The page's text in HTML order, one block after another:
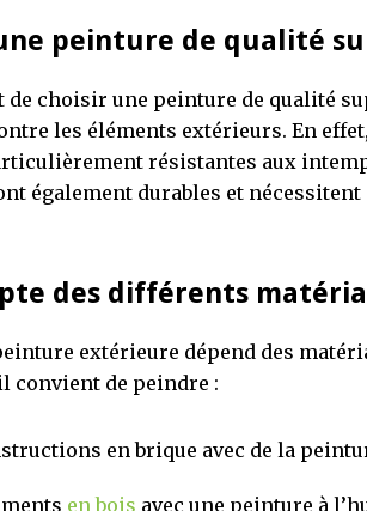
peinture de qualité
choisir une peinture de qualité
les éléments extérieurs. En
résistantes aux
également durables et
des différents
extérieure dépend des
convient de peindre :
en brique avec de la
en bois avec une peinture à